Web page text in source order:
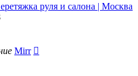
руля и салона | Москва
Mirr